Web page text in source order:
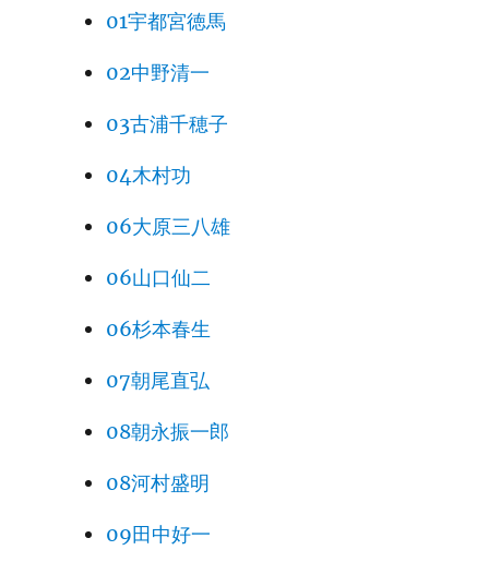
01宇都宮徳馬
02中野清一
03古浦千穂子
04木村功
06大原三八雄
06山口仙二
06杉本春生
07朝尾直弘
08朝永振一郎
08河村盛明
09田中好一